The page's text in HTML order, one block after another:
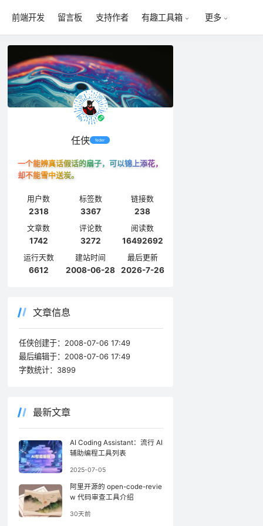
前端开发 留言板 支持作者 有趣工具箱 更多
任侠 feder
一个能辨真话假话的扇子，可以锦上添花，
却不能雪中送炭。
用户数
2318
标签数
3367
链接数
238
文章数
1742
评论数
3272
阅读数
16492692
运行天数
6612
建站时间
2008-06-28
最后更新
2026-7-26
文章信息
任侠创建于： 2008-07-06 17:49
最后编辑于： 2008-07-06 17:49
字数统计： 3899
最新文章
AI Coding Assistant：流行 AI
辅助编程工具列表
2025-07-05
阿里开源的 open-code-revie
w 代码审查工具介绍
30天前